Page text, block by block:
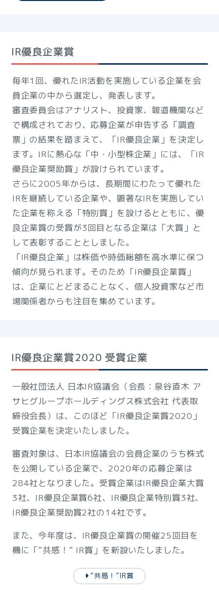
IR優良企業賞
毎年1回、優れたIR活動を実施している企業を会
員企業の中から選定し、発表します。
審査委員会はアナリスト、投資家、報道機関など
で構成されており、応募企業が申告する「調査
票」の結果を踏まえて、「IR優良企業」を決定し
ます。IRに熱心な「中・小型株企業」には、「IR
優良企業奨励賞」が設けられています。
さらに2005年からは、長期間にわたって優れた
IRを継続している企業や、顕著なIRを実施してい
た企業を称える「特別賞」を設けるとともに、優
良企業賞の受賞が3回目となる企業は「大賞」と
して表彰することとしました。
「IR優良企業」は株価や時価総額を高水準に保つ
傾向が見られます。そのため「IR優良企業賞」
は、企業にとどまることなく、個人投資家など市
場関係者からも注目を集めています。
IR優良企業賞2020 受賞企業
一般社団法人 日本IR協議会（会長：泉谷直木 ア
サヒグループホールディングス株式会社 代表取
締役会長）は、このほど「IR優良企業賞2020」
受賞企業を決定いたしました。
審査対象は、日本IR協議会の会員企業のうち株式
を公開している企業で、2020年の応募企業は
284社となりました。受賞企業はIR優良企業大賞
3社、IR優良企業賞6社、IR優良企業特別賞3社、
IR優良企業奨励賞2社の14社です。
また、今年度は、IR優良企業賞の開催25回目を
機に「”共感！” IR賞」を新設いたしました。
“共感！”IR賞